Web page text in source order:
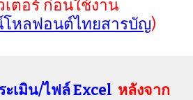
ตอร์ ก่อนใช้งาน
โหลฟอนต์ไทยสารบัญ)
ะเมิน/ไฟล์ Excel หลังจาก